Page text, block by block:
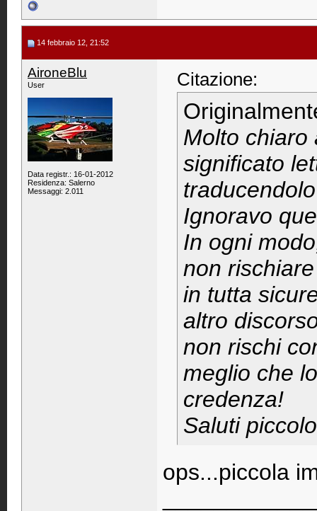
14 febbraio 12, 21:52
AironeBlu
User
Data registr.: 16-01-2012
Residenza: Salerno
Messaggi: 2.011
Citazione:
Molto chiaro
significato
Ignoravo
In ogni
non
in tutta
altro
non rischi
meglio che
credenza!
Saluti
ops...piccola